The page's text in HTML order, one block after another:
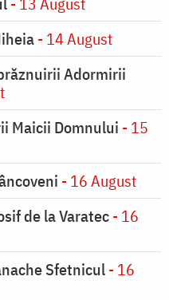
- 14 August
Adormirii
Maicii Domnului - 15
- 16 August
de la Varatec- 16
Sfetnicul- 16